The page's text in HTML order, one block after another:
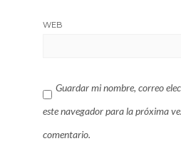
WEB
Guardar mi nombre, correo
este navegador para la próxima
comentario.